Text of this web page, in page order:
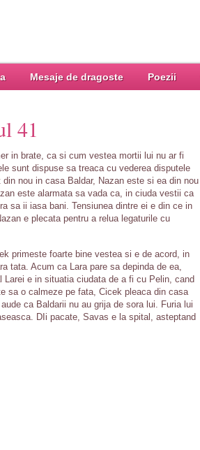
Mesaje de dragoste Poezii
41
in brate, ca si cum vestea mortii lui nu ar fi
sunt dispuse sa treaca cu vederea disputele
nou in casa Baldar, Nazan este si ea din nou
este alarmata sa vada ca, in ciuda vestii ca
sa ii iasa bani. Tensiunea dintre ei e din ce in
e plecata pentru a relua legaturile cu
primeste foarte bine vestea si e de acord, in
tata. Acum ca Lara pare sa depinda de ea,
e in situatia ciudata de a fi cu Pelin, cand
sa o calmeze pe fata, Cicek pleaca din casa
ca Baldarii nu au grija de sora lui. Furia lui
DIi pacate, Savas e la spital, asteptand